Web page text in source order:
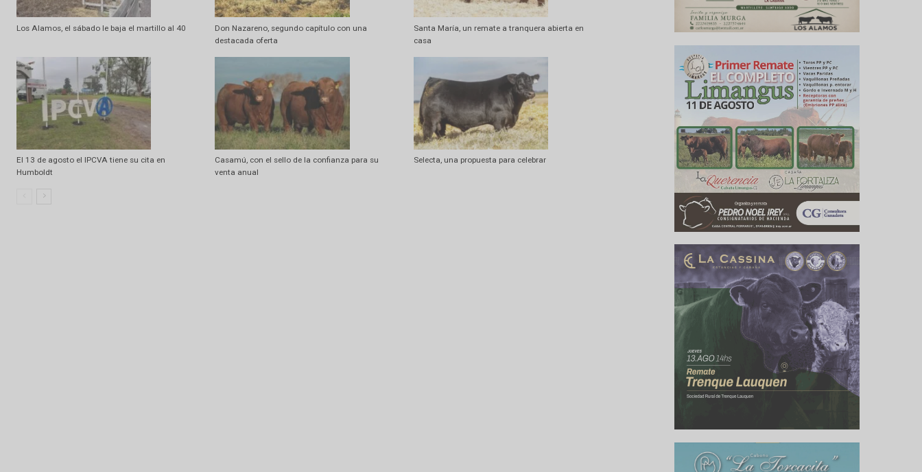
El Girasol en el centro de la escena
Artículo relacionados Ramdom